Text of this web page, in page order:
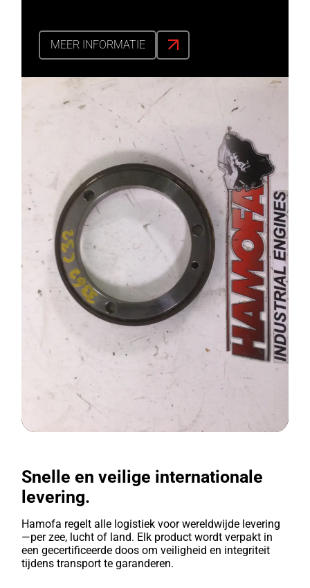
MEER INFORMATIE
Snelle en veilige internationale
levering.
Hamofa regelt alle logistiek voor wereldwijde levering
—per zee, lucht of land. Elk product wordt verpakt in
een gecertificeerde doos om veiligheid en integriteit
tijdens transport te garanderen.